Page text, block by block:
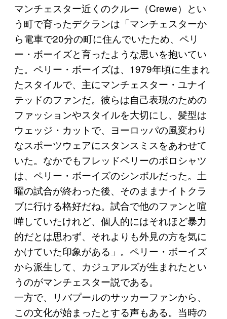
マンチェスター近くのクルー（Crewe）とい
う町で育ったデクランは「マンチェスターか
ら電車で20分の町に住んでいたため、ペリ
ー・ボーイズと育ったような思いを抱いてい
た。ペリー・ボーイズは、1979年頃に生まれ
たスタイルで、主にマンチェスター・ユナイ
テッドのファンだ。彼らは自己表現のための
ファッションやスタイルを大切にし、髪型は
ウェッジ・カットで、ヨーロッパの風変わり
なスポーツウェアにスタンスミスをあわせて
いた。なかでもフレッドペリーのポロシャツ
は、ペリー・ボーイズのシンボルだった。土
曜の試合が終わった後、そのままナイトクラ
ブに行ける格好だね。試合で他のファンと喧
嘩していたけれど、個人的にはそれほど暴力
的だとは思わず、それよりも外見の方を気に
かけていた印象がある」。ペリー・ボーイズ
から派生して、カジュアルズが生まれたとい
うのがマンチェスター説である。
一方で、リバプールのサッカーファンから、
この文化が始まったとする声もある。当時の